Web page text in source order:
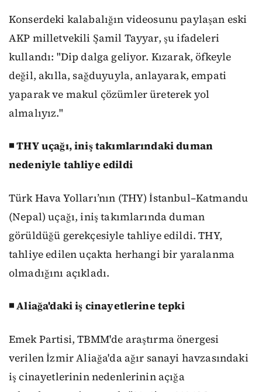
Konserdeki kalabalığın videosunu paylaşan eski
AKP milletvekili Şamil Tayyar, şu ifadeleri
kullandı: "Dip dalga geliyor. Kızarak, öfkeyle
değil, akılla, sağduyuyla, anlayarak, empati
yaparak ve makul çözümler üreterek yol
almalıyız."
◾ THY uçağı, iniş takımlarındaki duman
nedeniyle tahliye edildi
Türk Hava Yolları’nın (THY) İstanbul–Katmandu
(Nepal) uçağı, iniş takımlarında duman
görüldüğü gerekçesiyle tahliye edildi. THY,
tahliye edilen uçakta herhangi bir yaralanma
olmadığını açıkladı.
◾ Aliağa'daki iş cinayetlerine tepki
Emek Partisi, TBMM'de araştırma önergesi
verilen İzmir Aliağa'da ağır sanayi havzasındaki
iş cinayetlerinin nedenlerinin açığa